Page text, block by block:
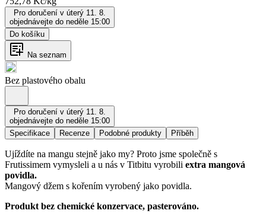
Pro doručení v úterý 11. 8.
objednávejte do neděle 15:00
Do košíku
Na seznam
Bez plastového obalu
Pro doručení v úterý 11. 8.
objednávejte do neděle 15:00
Specifikace
Recenze Podobné produkty Příběh
Ujíždíte na mangu stejně jako my? Proto jsme společně s
Frutissimem vymysleli a u nás v Titbitu vyrobili extra mangová
povidla.
Mangový džem s kořením vyrobený jako povidla.
Produkt bez chemické konzervace, pasterováno.